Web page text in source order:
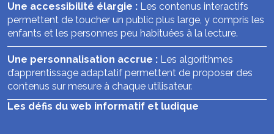
Une accessibilité élargie : Les contenus interactifs
permettent de toucher un public plus large, y compris les
enfants et les personnes peu habituées à la lecture.
Une personnalisation accrue : Les algorithmes
d’apprentissage adaptatif permettent de proposer des
contenus sur mesure à chaque utilisateur.
Les défis du web informatif et ludique